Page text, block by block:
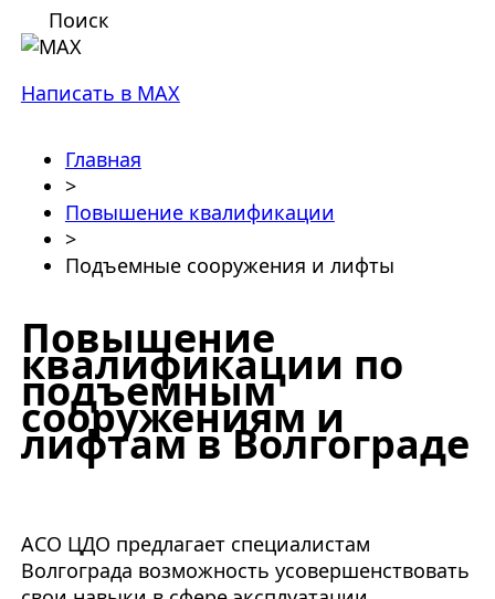
Поиск
Написать в MAX
Главная
>
Повышение квалификации
>
Подъемные сооружения и лифты
Повышение
квалификации по
подъемным
сооружениям и
лифтам в Волгограде
АСО ЦДО предлагает специалистам
Волгограда возможность усовершенствовать